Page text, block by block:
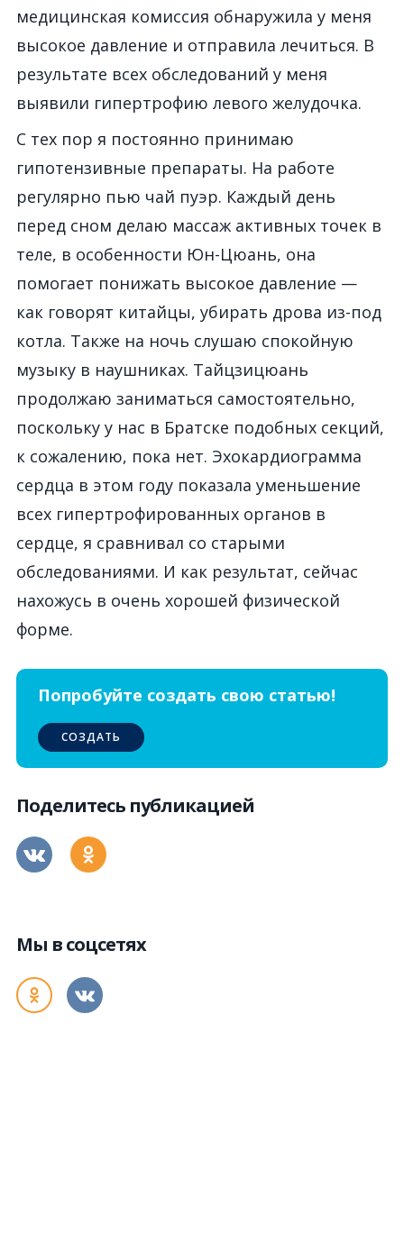
медицинская комиссия обнаружила у меня
высокое давление и отправила лечиться. В
результате всех обследований у меня
выявили гипертрофию левого желудочка.
С тех пор я постоянно принимаю
гипотензивные препараты. На работе
регулярно пью чай пуэр. Каждый день
перед сном делаю массаж активных точек в
теле, в особенности Юн-Цюань, она
помогает понижать высокое давление —
как говорят китайцы, убирать дрова из-под
котла. Также на ночь слушаю спокойную
музыку в наушниках. Тайцзицюань
продолжаю заниматься самостоятельно,
поскольку у нас в Братске подобных секций,
к сожалению, пока нет. Эхокардиограмма
сердца в этом году показала уменьшение
всех гипертрофированных органов в
сердце, я сравнивал со старыми
обследованиями. И как результат, сейчас
нахожусь в очень хорошей физической
форме.
Попробуйте создать свою статью!
СОЗДАТЬ
Поделитесь публикацией
Мы в соцсетях